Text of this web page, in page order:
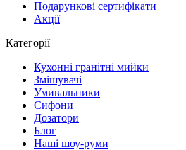
Подарункові сертифікати
Акції
Категорії
Кухонні гранітні мийки
Змішувачі
Умивальники
Сифони
Дозатори
Блог
Наші шоу-руми